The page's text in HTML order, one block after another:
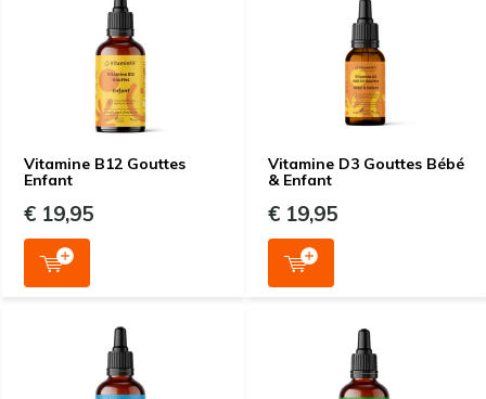
Vitamine B12 Gouttes
Enfant
€ 19,95
Vitamine D3 Gouttes Bébé
& Enfant
€ 19,95